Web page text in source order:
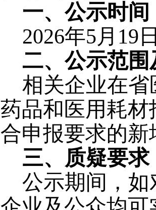
一、公示时间
2026年5月19
二、公示范围
相关企业在
药品和医用耗
合申报要求的
三、质疑要求
公示期间，